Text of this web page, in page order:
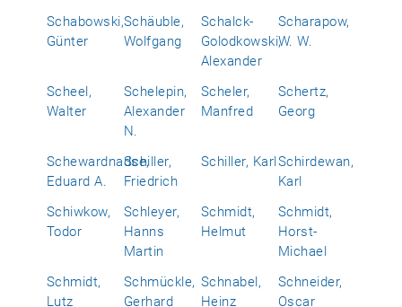
Schabowski,
Günter
Schäuble,
Wolfgang
Schalck-
Golodkowski,
Alexander
Scharapow,
W. W.
Scheel,
Walter
Schelepin,
Alexander
N.
Scheler,
Manfred
Schertz,
Georg
Schewardnadse,
Eduard A.
Schiller,
Friedrich
Schiller, KarlSchirdewan,
Karl
Schiwkow,
Todor
Schleyer,
Hanns
Martin
Schmidt,
Helmut
Schmidt,
Horst-
Michael
Schmidt,
Lutz
Schmückle,
Gerhard
Schnabel,
Heinz
Schneider,
Oscar